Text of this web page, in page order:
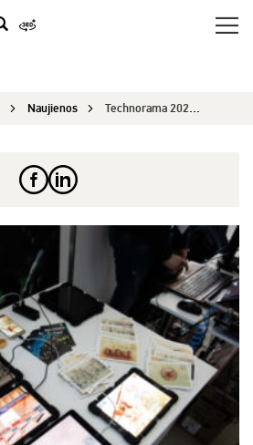
Naujienos Technorama 2020: apdovanoti inovatyviausi techno...